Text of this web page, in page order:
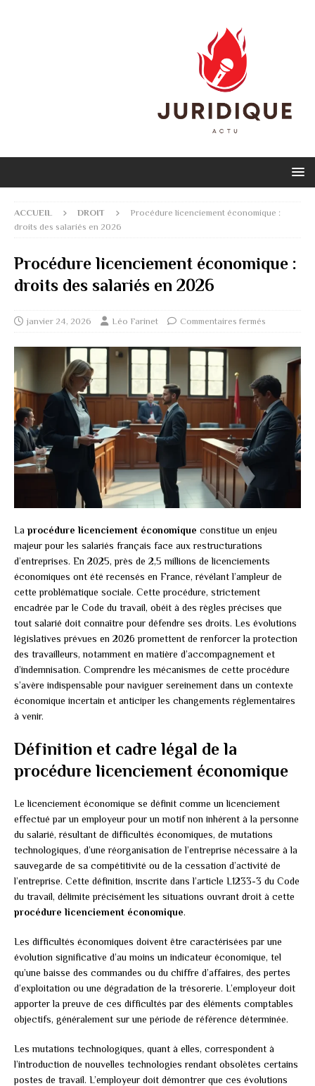
ACCUEIL DROIT
Procédure licenciement économique :
droits des salariés en 2026
Procédure licenciement économique :
droits des salariés en 2026
janvier 24, 2026 Léo Farinet Commentaires fermés
La procédure licenciement économique constitue un enjeu
majeur pour les salariés français face aux restructurations
d’entreprises. En 2025, près de 2,5 millions de licenciements
économiques ont été recensés en France, révélant l’ampleur de
cette problématique sociale. Cette procédure, strictement
encadrée par le Code du travail, obéit à des règles précises que
tout salarié doit connaître pour défendre ses droits. Les évolutions
législatives prévues en 2026 promettent de renforcer la protection
des travailleurs, notamment en matière d’accompagnement et
d’indemnisation. Comprendre les mécanismes de cette procédure
s’avère indispensable pour naviguer sereinement dans un contexte
économique incertain et anticiper les changements réglementaires
à venir.
Définition et cadre légal de la
procédure licenciement économique
Le licenciement économique se définit comme un licenciement
effectué par un employeur pour un motif non inhérent à la personne
du salarié, résultant de difficultés économiques, de mutations
technologiques, d’une réorganisation de l’entreprise nécessaire à la
sauvegarde de sa compétitivité ou de la cessation d’activité de
l’entreprise. Cette définition, inscrite dans l’article L1233-3 du Code
du travail, délimite précisément les situations ouvrant droit à cette
procédure licenciement économique.
Les difficultés économiques doivent être caractérisées par une
évolution significative d’au moins un indicateur économique, tel
qu’une baisse des commandes ou du chiffre d’affaires, des pertes
d’exploitation ou une dégradation de la trésorerie. L’employeur doit
apporter la preuve de ces difficultés par des éléments comptables
objectifs, généralement sur une période de référence déterminée.
Les mutations technologiques, quant à elles, correspondent à
l’introduction de nouvelles technologies rendant obsolètes certains
postes de travail. L’employeur doit démontrer que ces évolutions